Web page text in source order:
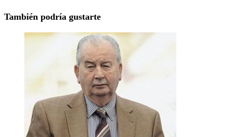
También podría gustarte